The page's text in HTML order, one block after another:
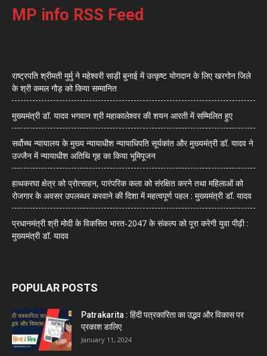
MP info RSS Feed
राष्ट्रपति श्रीमती मुर्मु ने महेश्वरी साड़ी बुनाई में उत्कृष्ट योगदान के लिए खरगोन जिले
के श्री कमल गौड़ को किया सम्मानित
मुख्यमंत्री डॉ. यादव भगवान श्री महाकालेश्‍वर की शयन आरती में सम्मिलित हुए
सर्वोच्च न्यायालय के मुख्‍य न्‍यायाधीश न्यायाधिपति सूर्यकांत और मुख्यमंत्री डॉ. यादव ने
उज्जैन में न्यायाधीश अतिथि गृह का किया भूमिपूजन
हाथकरघा क्षेत्र को प्रोत्साहन, पारंपरिक कला को संरक्षित करने तथा महिलाओं को
रोजगार के अवसर उपलब्धर करवाने की दिशा में महत्वपूर्ण पहल : मुख्यमंत्री डॉ. यादव
प्रधानमंत्री श्री मोदी के विकसित भारत-2047 के संकल्प को पूरा करेगी युवा पीढ़ी :
मुख्यमंत्री डॉ. यादव
POPULAR POSTS
Patrakarita : हिंदी पत्रकारिता का उद्भव और विकास पर
प्रकाश डालिए
January 11, 2024